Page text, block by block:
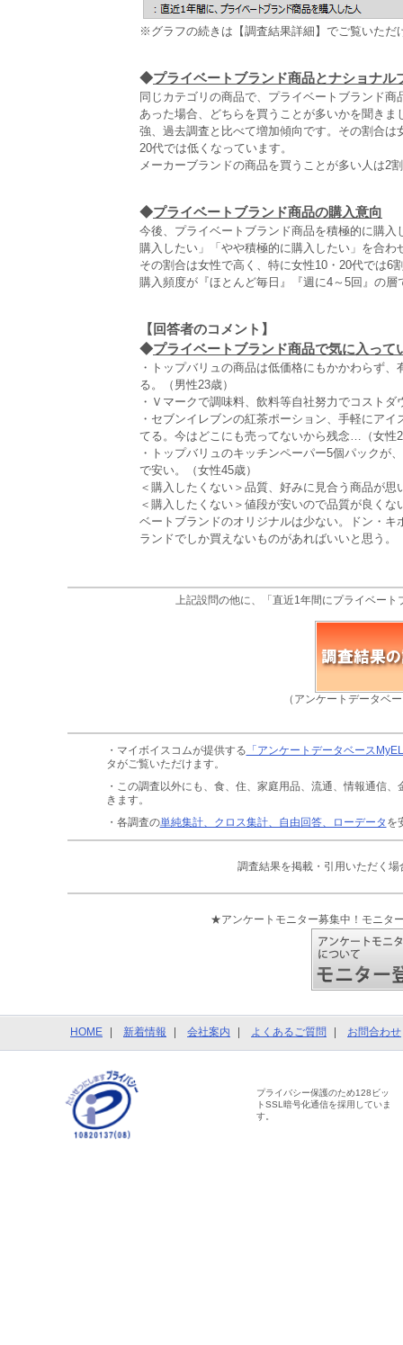
※グラフの続きは【調査結果詳細】でご覧いただ
◆プライベートブランド商品とナショナル
同じカテゴリの商品で、プライベートブランド
あった場合、どちらを買うことが多いかを聞き
強、過去調査と比べて増加傾向です。その割合
20代では低くなっています。
メーカーブランドの商品を買うことが多い人は2
◆プライベートブランド商品の購入意向
今後、プライベートブランド商品を積極的に購
購入したい」「やや積極的に購入したい」を合わ
その割合は女性で高く、特に女性10・20代では6
購入頻度が『ほとんど毎日』『週に4～5回』の
【回答者のコメント】
◆プライベートブランド商品で気に入っ
・トップバリュの商品は低価格にもかかわらず
る。（男性23歳）
・Ｖマークで調味料、飲料等自社努力でコスト
・セブンイレブンの紅茶ポーション、手軽にア
てる。今はどこにも売ってないから残念…（女性
・トップバリュのキッチンペーパー5個パックが
で安い。（女性45歳）
＜購入したくない＞品質、好みに見合う商品が
＜購入したくない＞値段が安いので品質が良く
ベートブランドのオリジナルは少ない。ドン・
ランドでしか買えないものがあればいいと思う。
上記設問の他に、「直近1年間にプライベー
（アンケートデータベ
・マイボイスコムが提供する 「アンケートデータベース
タがご覧いただけます。
・この調査以外にも、食、住、家庭用品、流通、情報通信、
きます。
・各調査の単純集計、クロス集計、自由回答、ローデータ を
調査結果を掲載・引用いただく場
★アンケートモニター募集中！モニタ
HOME 新着情報 会社案内 よくあるご質問 お問合わせ
プライバシー保護のため128ビッ
トSSL暗号化通信を採用していま
す。